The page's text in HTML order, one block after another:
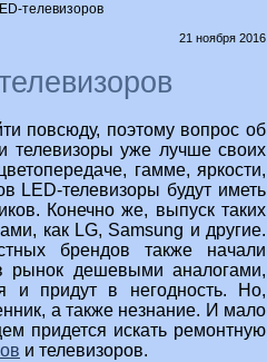
телевизоров
21 ноября 2016
повсюду, поэтому вопрос об
телевизоры уже лучше своих
гамме, яркости,
LED-телевизоры будут иметь
Конечно же, выпуск таких
как LG, Samsung и другие.
брендов также начали
рынок дешевыми аналогами,
и придут в негодность. Но,
а также незнание. И мало
придется искать ремонтную
и телевизоров.